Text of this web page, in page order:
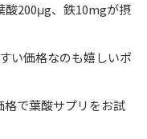
酸200μg、鉄10mgが摂
い価格なのも嬉しいポ
格で葉酸サプリをお試